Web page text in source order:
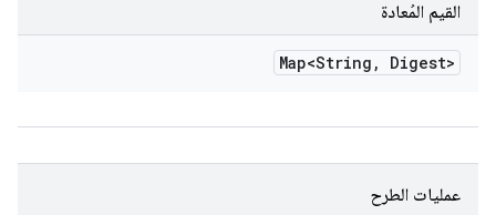
القيم المُعادة
Map<String , Digest>
عمليات الطرح